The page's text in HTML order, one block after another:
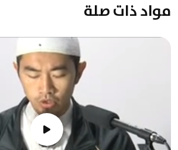
مواد ذات صلة